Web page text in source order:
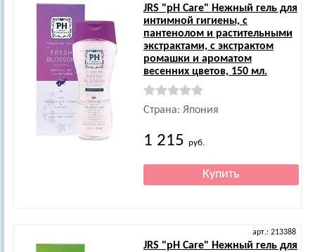
JRS "pH Care" Нежный гель для
интимной гигиены, с
пантенолом и растительными
экстрактами, с экстрактом
ромашки и ароматом
весенних цветов, 150 мл.
Страна: Япония
1 215 руб.
арт.: 213388
JRS "pH Care" Нежный гель для